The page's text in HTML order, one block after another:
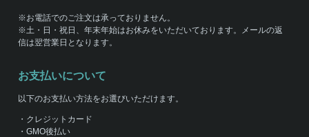
※お電話でのご注文は承っておりません。
※土・日・祝日、年末年始はお休みをいただいております。メールの返
信は翌営業日となります。
お支払いについて
以下のお支払い方法をお選びいただけます。
・クレジットカード
・GMO後払い